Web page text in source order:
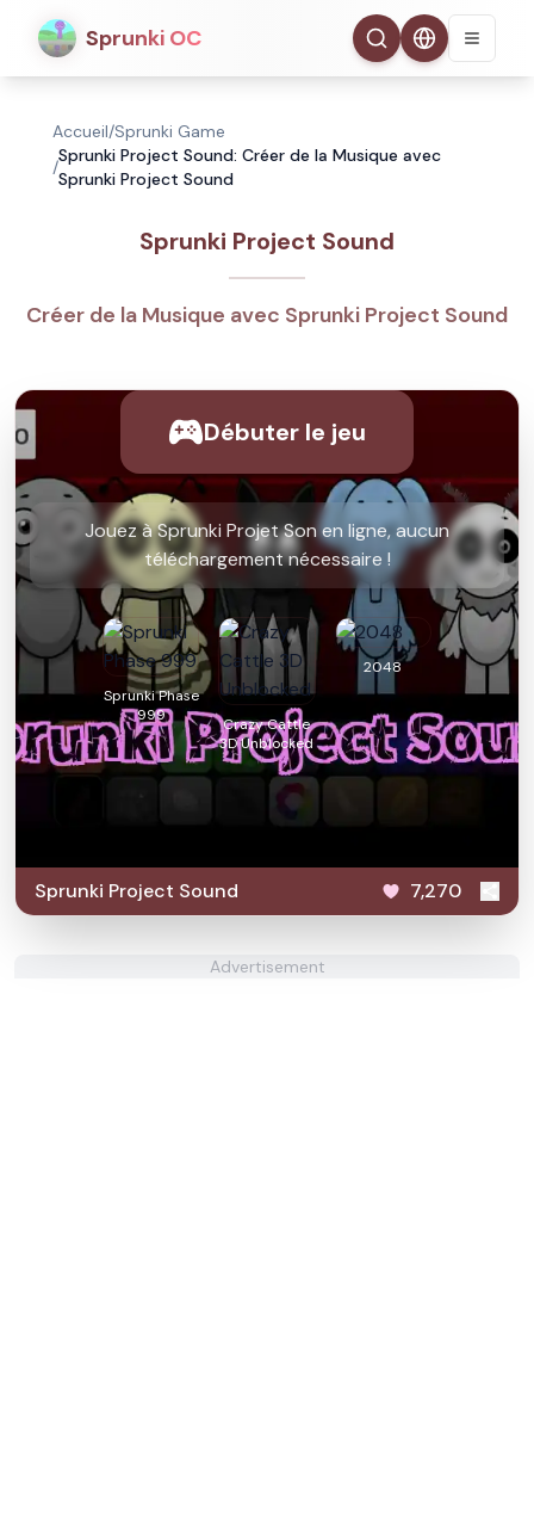
Sprunki OC
Accueil/Sprunki Game
/
Sprunki Project Sound: Créer de la Musique avec
Sprunki Project Sound
Sprunki Project Sound
Créer de la Musique avec Sprunki Project Sound
Débuter le jeu
Jouez à Sprunki Projet Son en ligne, aucun
téléchargement nécessaire !
Sprunki Phase
999
Crazy Cattle
3D Unblocked
2048
Sprunki Project Sound 7,270
Advertisement